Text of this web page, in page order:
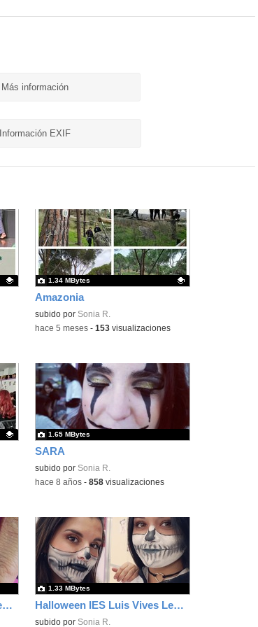
Más información
Información EXIF
Amazonia
Contenido educativo.
subido por Sonia R.
1.34 MBytes
-hace 5 meses- 153visualizaciones
SARA
subido por Sonia R.
1.65 MBytes
-hace 8 años- 858visualizaciones
Halloween IES Luis Vives Leganes 1 Halloween IES Luis Vives Leganes 2
subido por Sonia R.
1.33 MBytes